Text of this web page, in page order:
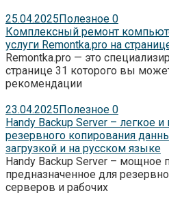
25.04.2025Полезное 0
Комплексный ремонт
услуги Remontka.pro на
Remontka.pro — это
странице 31 которого вы
рекомендации
23.04.2025Полезное 0
Handy Backup Server – легкое
резервного копирования
загрузкой и на русском языке
Handy Backup Server – мощное
предназначенное для
серверов и рабочих